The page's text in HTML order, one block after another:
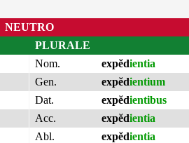
NEUTRO
PLURALE
Nom.
expĕdientia
Gen.
expĕdientium
Dat.
expĕdientibus
Acc.
expĕdientia
Abl.
expĕdientia